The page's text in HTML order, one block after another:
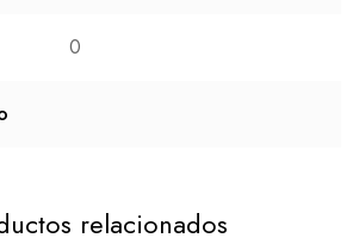
0
relacionados